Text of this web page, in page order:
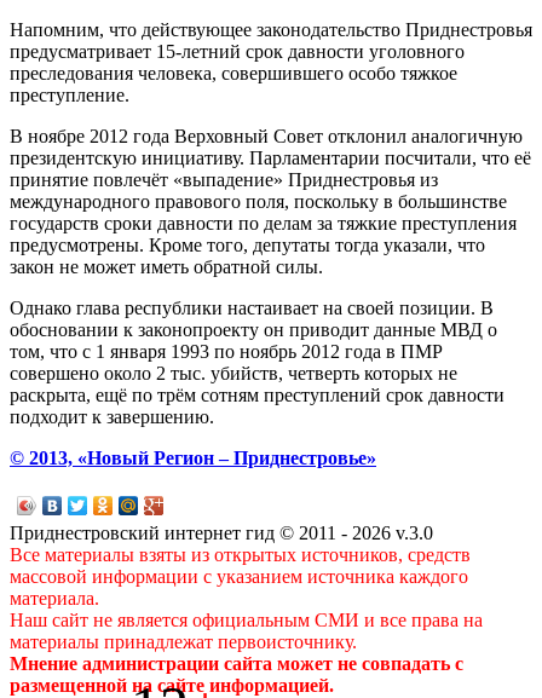
Напомним, что действующее законодательство Приднестровья
предусматривает 15-летний срок давности уголовного
преследования человека, совершившего особо тяжкое
преступление.
В ноябре 2012 года Верховный Совет отклонил аналогичную
президентскую инициативу. Парламентарии посчитали, что её
принятие повлечёт «выпадение» Приднестровья из
международного правового поля, поскольку в большинстве
государств сроки давности по делам за тяжкие преступления
предусмотрены. Кроме того, депутаты тогда указали, что
закон не может иметь обратной силы.
Однако глава республики настаивает на своей позиции. В
обосновании к законопроекту он приводит данные МВД о
том, что с 1 января 1993 по ноябрь 2012 года в ПМР
совершено около 2 тыс. убийств, четверть которых не
раскрыта, ещё по трём сотням преступлений срок давности
подходит к завершению.
© 2013, «Новый Регион – Приднестровье»
Приднестровский интернет гид © 2011 - 2026 v.3.0
Все материалы взяты из открытых источников, средств
массовой информации с указанием источника каждого
материала.
Наш сайт не является официальным СМИ и все права на
материалы принадлежат первоисточнику.
Мнение администрации сайта может не совпадать с
размещенной на сайте информацией.